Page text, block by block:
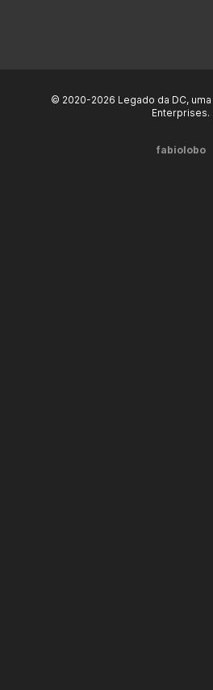
© 2020-2026 Legado da DC,
Enterprises.
fabiolobo